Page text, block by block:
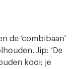
de ‘combibaan’
Jip: ‘De
kooi: je